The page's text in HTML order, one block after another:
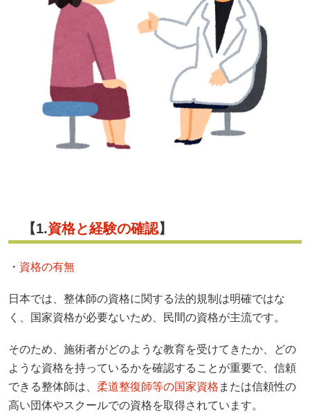
【1.資格と経験の確認】
・ 資格の有無
日本では、整体師の資格に関する法的規制は明確ではな
く、国家資格が必要ないため、民間の資格が主流です。
そのため、施術者がどのような教育を受けてきたか、どの
ような資格を持っているかを確認することが重要で、信頼
できる整体師は、 柔道整復師等の国家資格 または信頼性の
高い団体やスクールでの資格を取得されています。